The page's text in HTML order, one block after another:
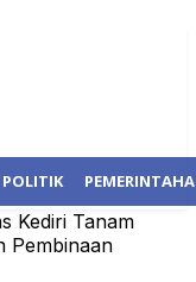
POLITIK
Kediri Tanam
Pembinaan